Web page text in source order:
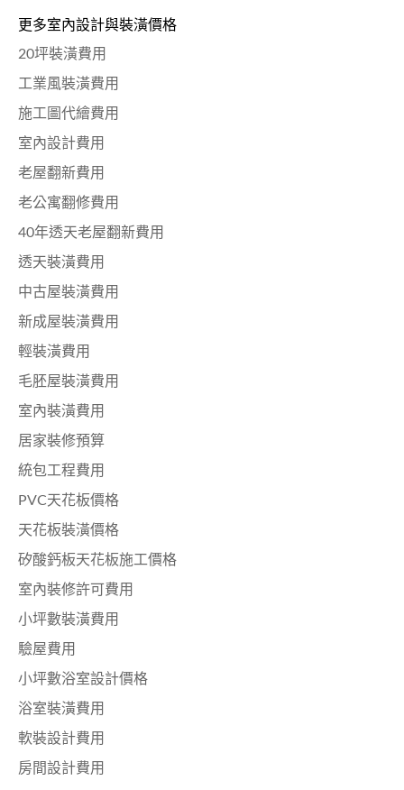
更多室內設計與裝潢價格
20坪裝潢費用
工業風裝潢費用
施工圖代繪費用
室內設計費用
老屋翻新費用
老公寓翻修費用
40年透天老屋翻新費用
透天裝潢費用
中古屋裝潢費用
新成屋裝潢費用
輕裝潢費用
毛胚屋裝潢費用
室內裝潢費用
居家裝修預算
統包工程費用
PVC天花板價格
天花板裝潢價格
矽酸鈣板天花板施工價格
室內裝修許可費用
小坪數裝潢費用
驗屋費用
小坪數浴室設計價格
浴室裝潢費用
軟裝設計費用
房間設計費用